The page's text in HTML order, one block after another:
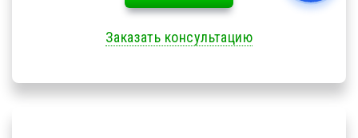
Заказать консультацию